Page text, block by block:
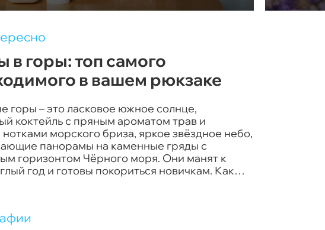
в горы: топ самого
в вашем рюкзаке
горы – это ласковое южное солнце,
коктейль с пряным ароматом трав и
морского бриза, яркое звёздное небо,
панорамы на каменные гряды с
горизонтом Чёрного моря. Они манят к
год и готовы покориться новичкам. Как